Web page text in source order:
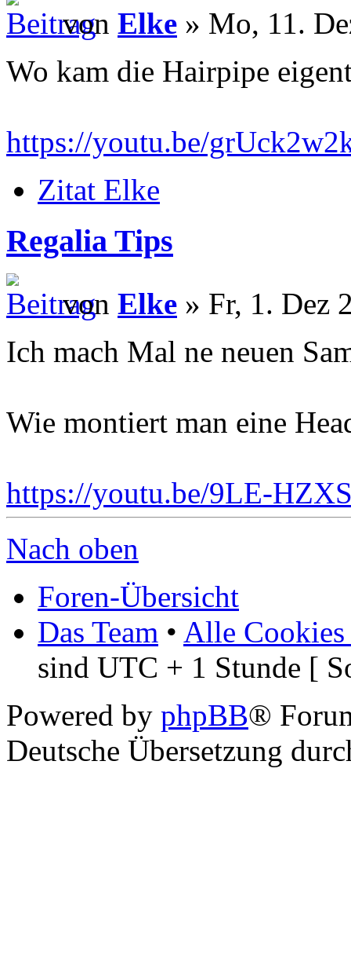
von Elke » Mo, 11.
Wo kam die Hairpipe
https://youtu.be/
Zitat Elke
Regalia Tips
von Elke » Fr, 1. Dez
Ich mach Mal ne neuen
Wie montiert man eine
https://youtu.be/9LE-
Nach oben
Foren-Übersicht
Das Team • Alle Cookies
sind UTC + 1 Stunde [
Powered by phpBB®
Deutsche Übersetzung